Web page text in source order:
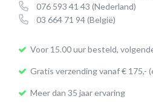
076 593 41 43 (Nederland)
03 664 71 94(België)
Voor 15.00 uur besteld,
Gratis verzending vanaf € 175,-
Meer dan 35 jaar ervaring